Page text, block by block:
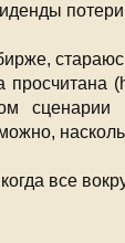
все